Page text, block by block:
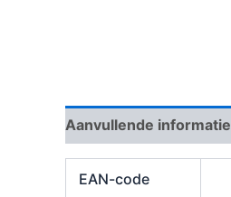
Aanvullende informatie
EAN-code